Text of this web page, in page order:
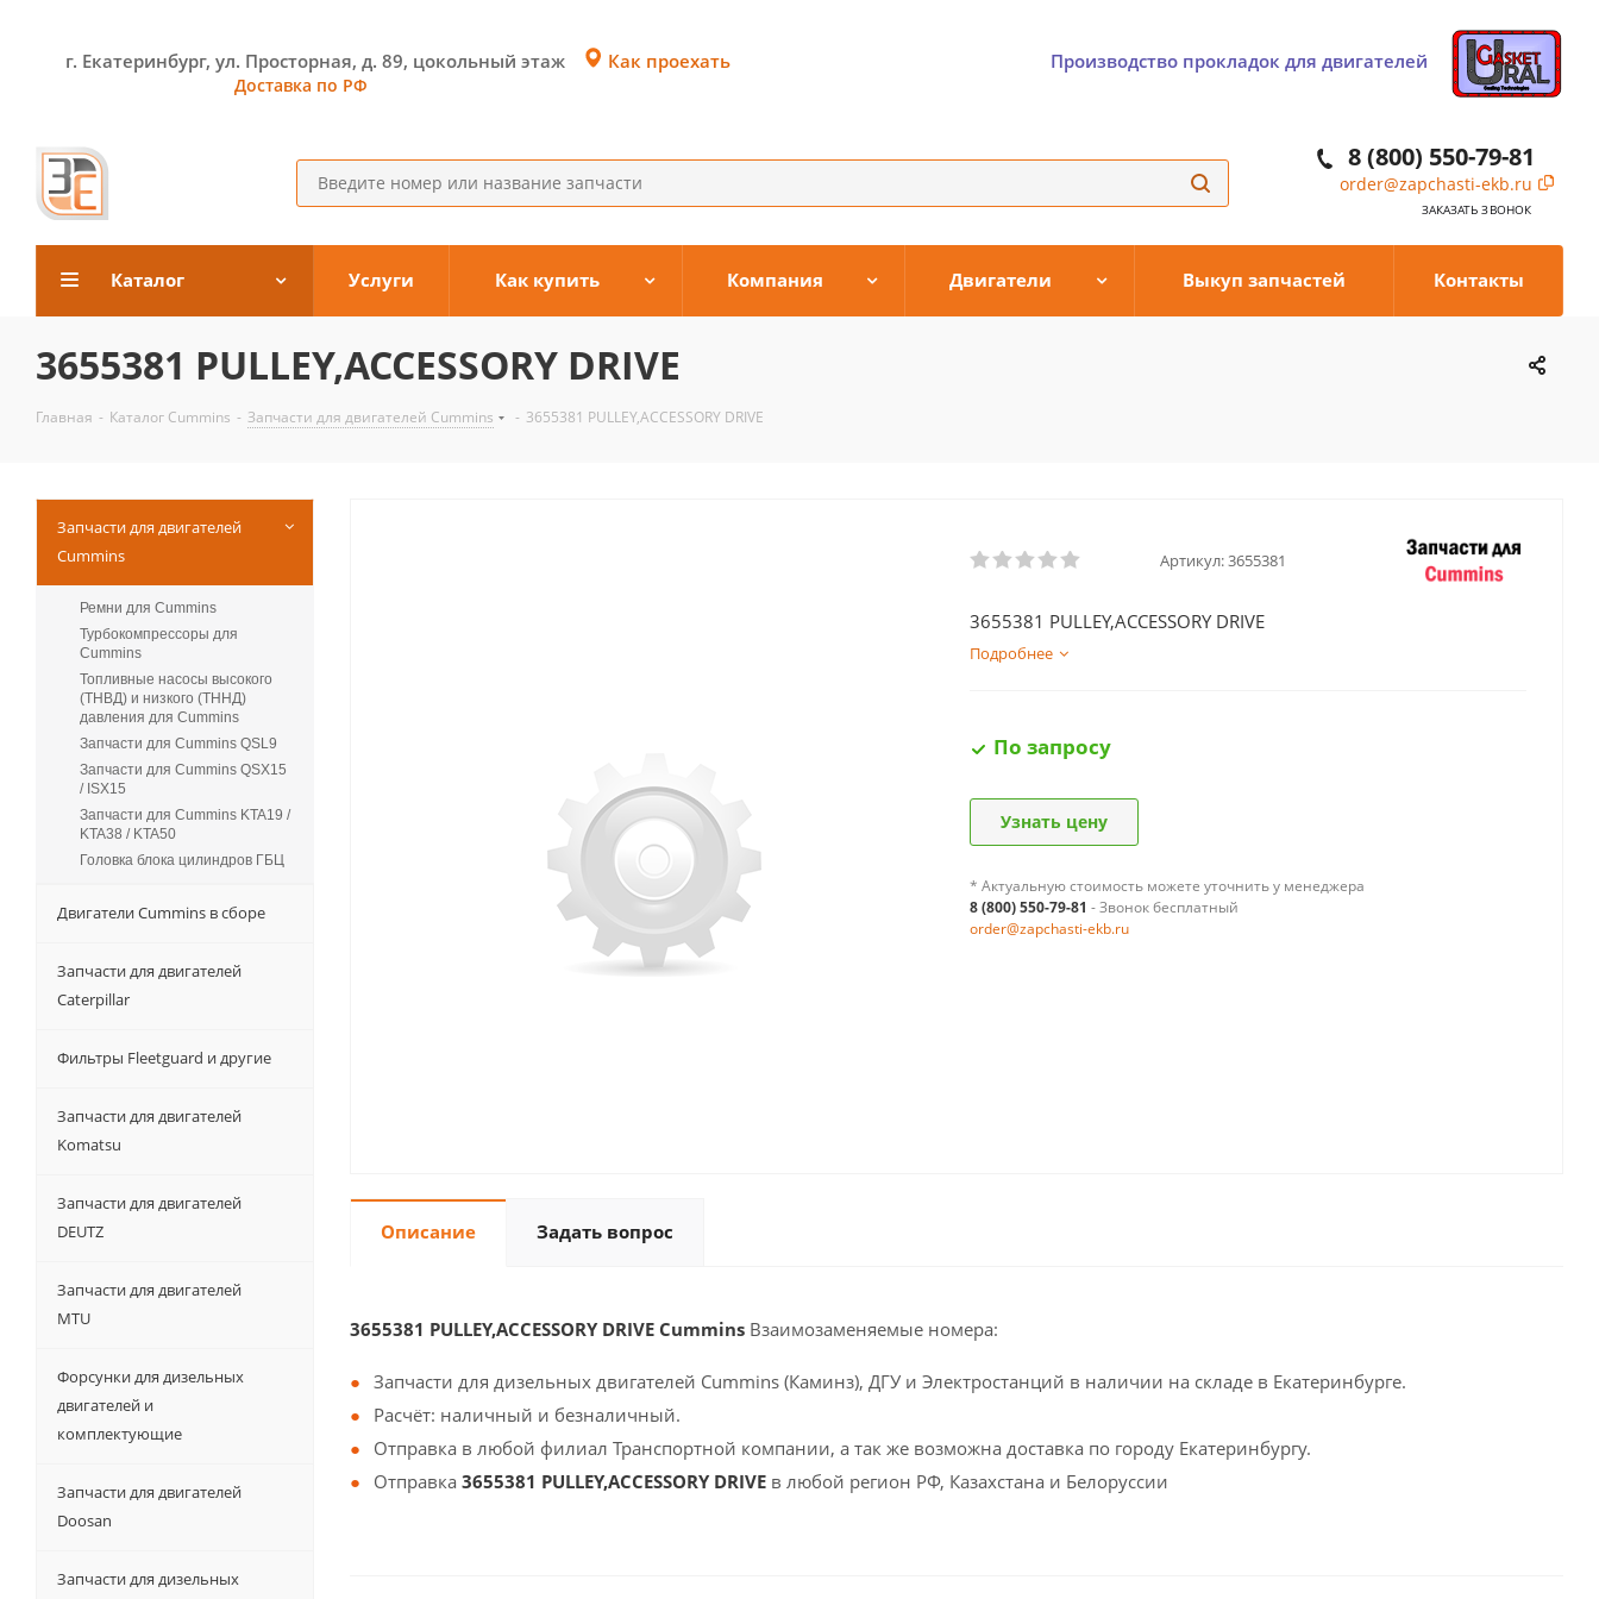
г. Екатеринбург, ул. Просторная, д. 89, цокольный этаж
Доставка по РФ
Как проехать Производство прокладок для двигателей
8 (800) 550-79-81
order@zapchasti-ekb.ru
ЗАКАЗАТЬ ЗВОНОК
Каталог Услуги Как купить Компания Двигатели Выкуп запчастей Контакты
3655381 PULLEY,ACCESSORY DRIVE
Главная - Каталог Cummins - Запчасти для двигателей Cummins - 3655381 PULLEY,ACCESSORY DRIVE
Артикул:3655381
3655381 PULLEY,ACCESSORY DRIVE
Подробнее
По запросу
Узнать цену
* Актуальную стоимость можете уточнить у менеджера
8 (800) 550-79-81 - Звонок бесплатный
order@zapchasti-ekb.ru
Описание Задать вопрос
3655381 PULLEY,ACCESSORY DRIVE Cummins Взаимозаменяемые номера:
Запчасти для дизельных двигателей Cummins (Каминз), ДГУ и Электростанций в наличии на складе в Екатеринбурге.
Расчёт: наличный и безналичный.
Отправка в любой филиал Транспортной компании, а так же возможна доставка по городу Екатеринбургу.
Отправка 3655381 PULLEY,ACCESSORY DRIVE в любой регион РФ, Казахстана и Белоруссии
Запчасти для двигателей
Cummins
Ремни для Cummins
Турбокомпрессоры для
Сummins
Топливные насосы высокого
(ТНВД) и низкого (ТННД)
давления для Cummins
Запчасти для Cummins QSL9
Запчасти для Cummins QSX15
/ ISX15
Запчасти для Cummins KTA19 /
KTA38 / KTA50
Головка блока цилиндров ГБЦ
Двигатели Cummins в сборе
Запчасти для двигателей
Caterpillar
Фильтры Fleetguard и другие
Запчасти для двигателей
Komatsu
Запчасти для двигателей
DEUTZ
Запчасти для двигателей
MTU
Форсунки для дизельных
двигателей и
комплектующие
Запчасти для двигателей
Doosan
Запчасти для дизельных